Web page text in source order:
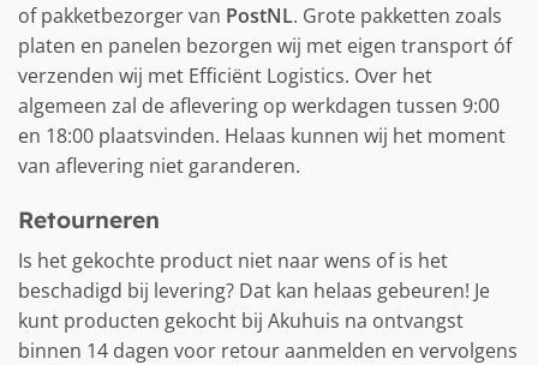
of pakketbezorger van PostNL. Grote pakketten zoals
platen en panelen bezorgen wij met eigen transport óf
verzenden wij met Efficiënt Logistics. Over het
algemeen zal de aflevering op werkdagen tussen 9:00
en 18:00 plaatsvinden. Helaas kunnen wij het moment
van aflevering niet garanderen.
Retourneren
Is het gekochte product niet naar wens of is het
beschadigd bij levering? Dat kan helaas gebeuren! Je
kunt producten gekocht bij Akuhuis na ontvangst
binnen 14 dagen voor retour aanmelden en vervolgens